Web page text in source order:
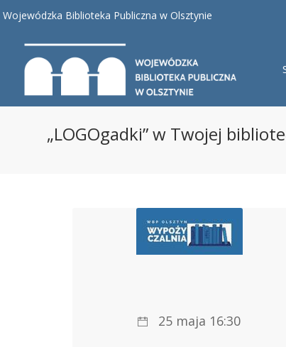
Wojewódzka Biblioteka Publiczna w Olsztynie
„LOGOgadki” w Twojej
25 maja 16:30